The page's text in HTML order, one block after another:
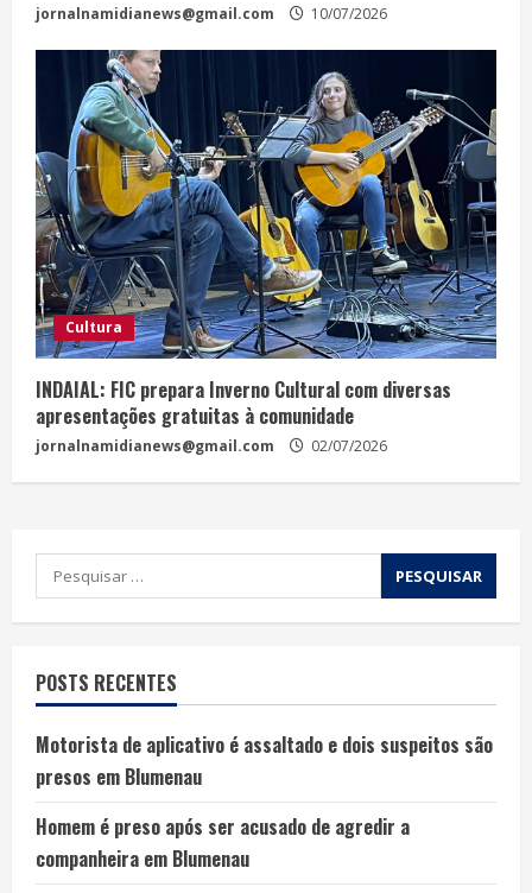
jornalnamidianews@gmail.com 10/07/2026
Cultura
INDAIAL: FIC prepara Inverno Cultural com diversas
apresentações gratuitas à comunidade
jornalnamidianews@gmail.com 02/07/2026
POSTS RECENTES
Motorista de aplicativo é assaltado e dois suspeitos são
presos em Blumenau
Homem é preso após ser acusado de agredir a
companheira em Blumenau